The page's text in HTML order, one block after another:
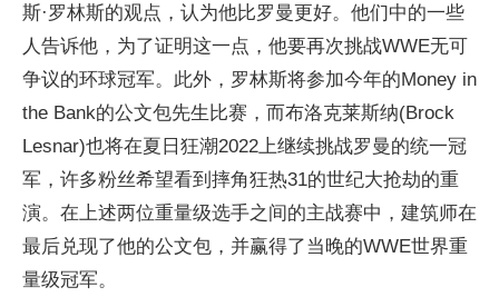
斯·罗林斯的观点，认为他比罗曼更好。他们中的一些
人告诉他，为了证明这一点，他要再次挑战WWE无可
争议的环球冠军。此外，罗林斯将参加今年的Money in
the Bank的公文包先生比赛，而布洛克莱斯纳(Brock
Lesnar)也将在夏日狂潮2022上继续挑战罗曼的统一冠
军，许多粉丝希望看到摔角狂热31的世纪大抢劫的重
演。在上述两位重量级选手之间的主战赛中，建筑师在
最后兑现了他的公文包，并赢得了当晚的WWE世界重
量级冠军。